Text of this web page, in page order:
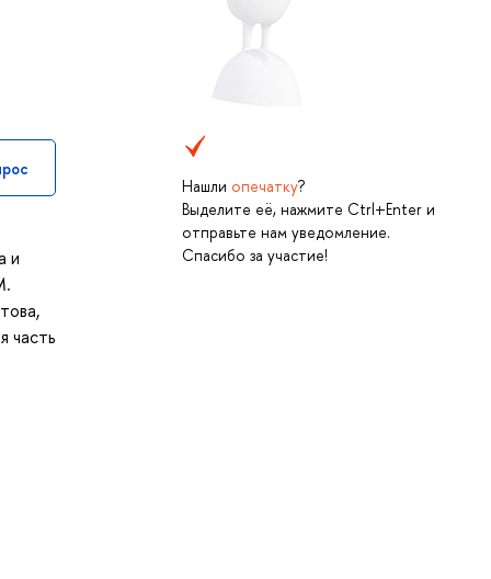
Нашли опечатку?
Выделите её, нажмите Ctrl+Enter и
отправьте нам уведомление.
Спасибо за участие!
и
часть